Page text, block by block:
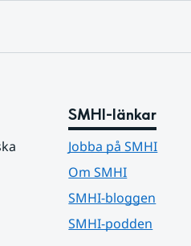
SMHI-länkar
Jobba på SMHI
Om SMHI
SMHI-bloggen
SMHI-podden